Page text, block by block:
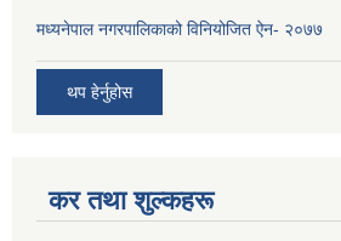
मध्यनेपाल नगरपालिकाको विनियोजित ऐन- २०७७
थप हेर्नुहोस
कर तथा शुल्कहरू